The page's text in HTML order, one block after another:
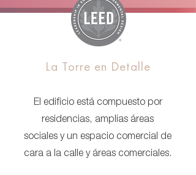
La Torre en Detalle
El edificio está compuesto por
residencias, amplias áreas
sociales y un espacio comercial de
cara a la calle y áreas comerciales.